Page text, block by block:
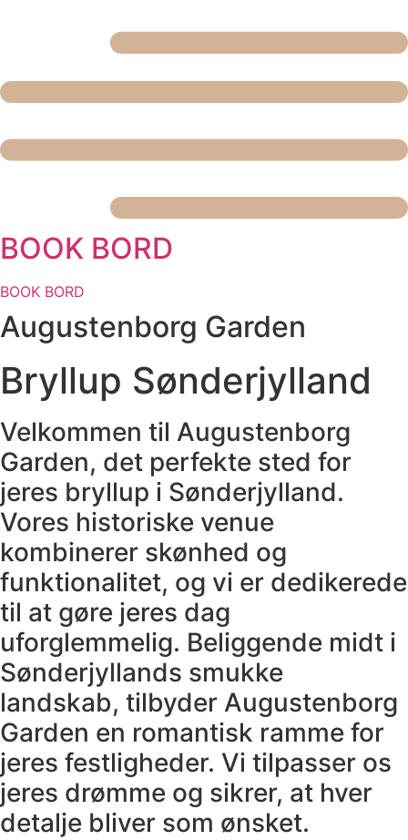
BOOK BORD
BOOK BORD
Augustenborg Garden
Bryllup Sønderjylland
Velkommen til Augustenborg
Garden, det perfekte sted for
jeres bryllup i Sønderjylland.
Vores historiske venue
kombinerer skønhed og
funktionalitet, og vi er dedikerede
til at gøre jeres dag
uforglemmelig. Beliggende midt i
Sønderjyllands smukke
landskab, tilbyder Augustenborg
Garden en romantisk ramme for
jeres festligheder. Vi tilpasser os
jeres drømme og sikrer, at hver
detalje bliver som ønsket.